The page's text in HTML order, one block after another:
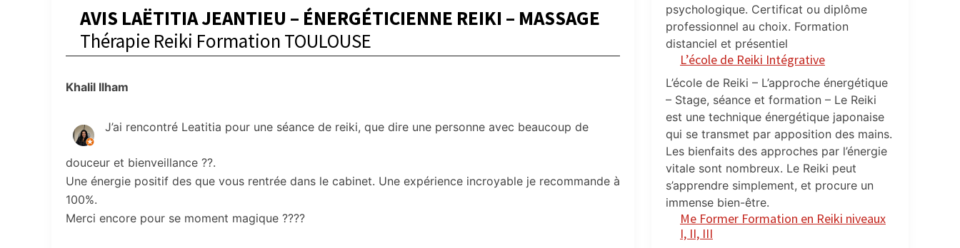
AVIS LAËTITIA JEANTIEU – ÉNERGÉTICIENNE REIKI – MASSAGE
Thérapie Reiki Formation TOULOUSE
Khalil Ilham
J’ai rencontré Leatitia pour une séance de reiki, que dire une personne avec beaucoup de
douceur et bienveillance ??.
Une énergie positif des que vous rentrée dans le cabinet. Une expérience incroyable je recommande à
100%.
Merci encore pour se moment magique ????
psychologique. Certificat ou diplôme
professionnel au choix. Formation
distanciel et présentiel
L’école de Reiki Intégrative
L’école de Reiki – L’approche énergétique
– Stage, séance et formation – Le Reiki
est une technique énergétique japonaise
qui se transmet par apposition des mains.
Les bienfaits des approches par l’énergie
vitale sont nombreux. Le Reiki peut
s’apprendre simplement, et procure un
immense bien-être.
Me Former Formation en Reiki niveaux
I, II, III